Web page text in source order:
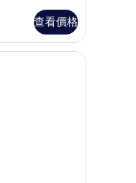
查看價格
/加床 (收費)
張特大雙人床, 城市景 | 手提電腦